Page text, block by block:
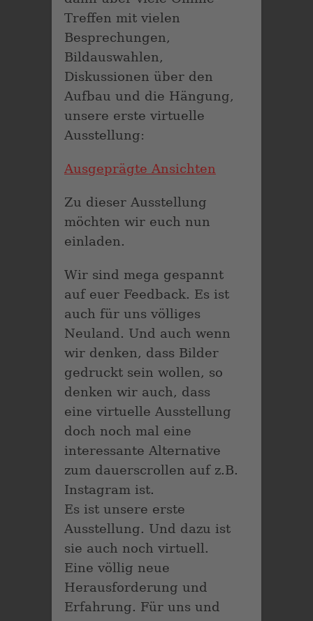
Treffen mit vielen
Besprechungen,
Bildauswahlen,
Diskussionen über den
Aufbau und die Hängung,
unsere erste virtuelle
Ausstellung:
Ausgeprägte Ansichten
Zu dieser Ausstellung
möchten wir euch nun
einladen.
Wir sind mega gespannt
auf euer Feedback. Es ist
auch für uns völliges
Neuland. Und auch wenn
wir denken, dass Bilder
gedruckt sein wollen, so
denken wir auch, dass
eine virtuelle Ausstellung
doch noch mal eine
interessante Alternative
zum dauerscrollen auf z.B.
Instagram ist.
Es ist unsere erste
Ausstellung. Und dazu ist
sie auch noch virtuell.
Eine völlig neue
Herausforderung und
Erfahrung. Für uns und